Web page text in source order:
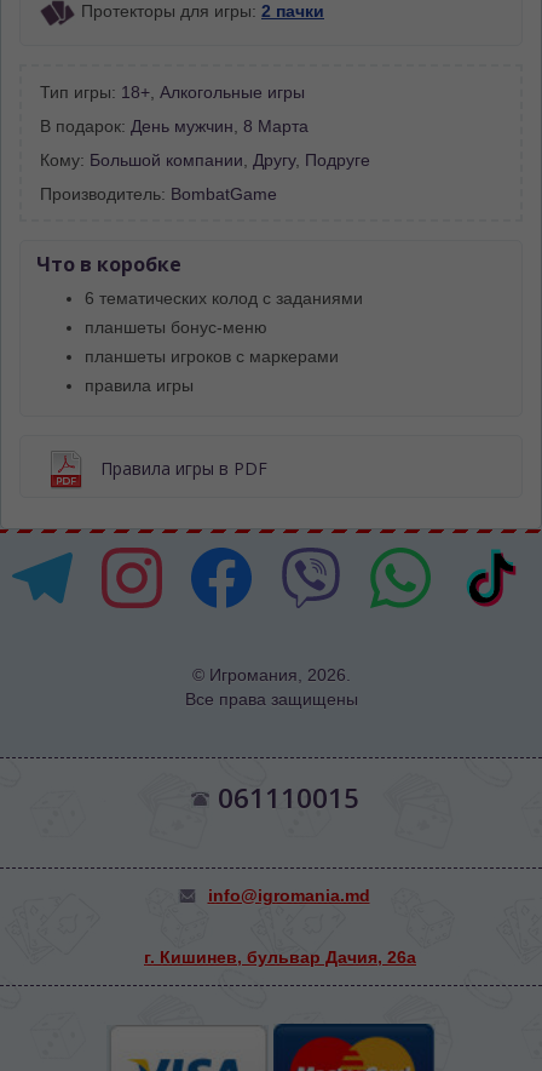
Протекторы для игры: 2 пачки
Тип игры: 18+ Алкогольные игры
В подарок: День мужчин 8 Марта
Кому: Большой компании Другу, Подруге
Производитель: BombatGame
Что в коробке
6 тематических колод с заданиями
планшеты бонус-меню
планшеты игроков с маркерами
правила игры
Правила игры в PDF
© Игромания, 2026.
Все права защищены
061110015
info@igromania.md
г. Кишинев, бульвар Дачия, 26а